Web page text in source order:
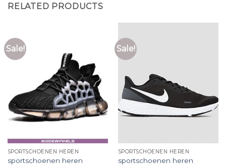
RELATED PRODUCTS
Sale!
SPORTSCHOENEN HEREN
sportschoenen heren
Sale!
SPORTSCHOENEN HEREN
sportschoenen heren